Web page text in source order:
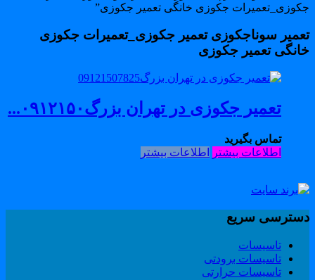
جکوزی خانگی تعمیر جکوزی”
سوناجکوزی تعمیر جکوزی_تعمیرات جکوزی
تعمیر جکوزی
تعمیر جکوزی در تهران بزرگ۰۹۱۲۱۵۰...
تماس بگیرید
اطلاعات بیشتر اطلاعات بیشتر
سریع
تاسیسات
تاسیسات برودتی
تاسیسات حرارتی